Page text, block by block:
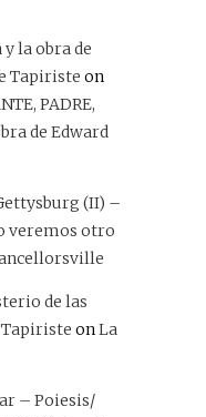
y la obra de
Tapiriste on
PADRE,
de Edward
(II) –
veremos otro
de las
onLa
– Poiesis/